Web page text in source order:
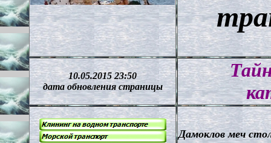
10.05.2015 23:50
дата обновления страницы
Дамоклов меч